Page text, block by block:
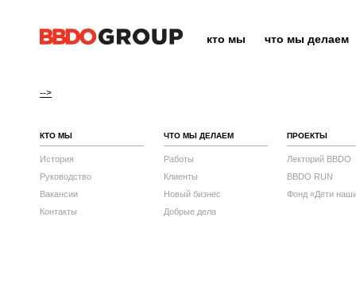
кто мы что мы делаем
-->
КТО МЫ
История
Руководство
Вакансии
Контакты
ЧТО МЫ ДЕЛАЕМ
Работы
Клиенты
Новый бизнес
Добрые дела
ПРОЕКТЫ
Лекторий BBDO
BBDO RUN
Фонд «Дети